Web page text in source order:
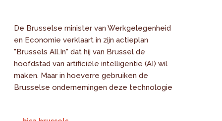
De Brusselse minister van Werkgelegenheid
en Economie verklaart in zijn actieplan
"Brussels All.In" dat hij van Brussel de
hoofdstad van artificiële intelligentie (AI) wil
maken. Maar in hoeverre gebruiken de
Brusselse ondernemingen deze technologie